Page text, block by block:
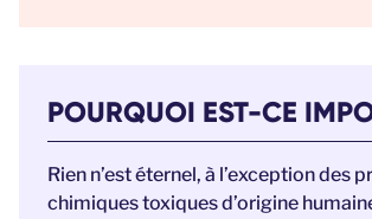
POURQUOI EST-CE
Rien n’est éternel, à l’exception des
chimiques toxiques d’origine